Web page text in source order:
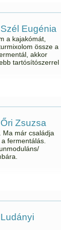
Eugénia
a kajakómát,
össze a
akkor
tartósítószerrel
Zsuzsa
Ma már családja
fermentálás.